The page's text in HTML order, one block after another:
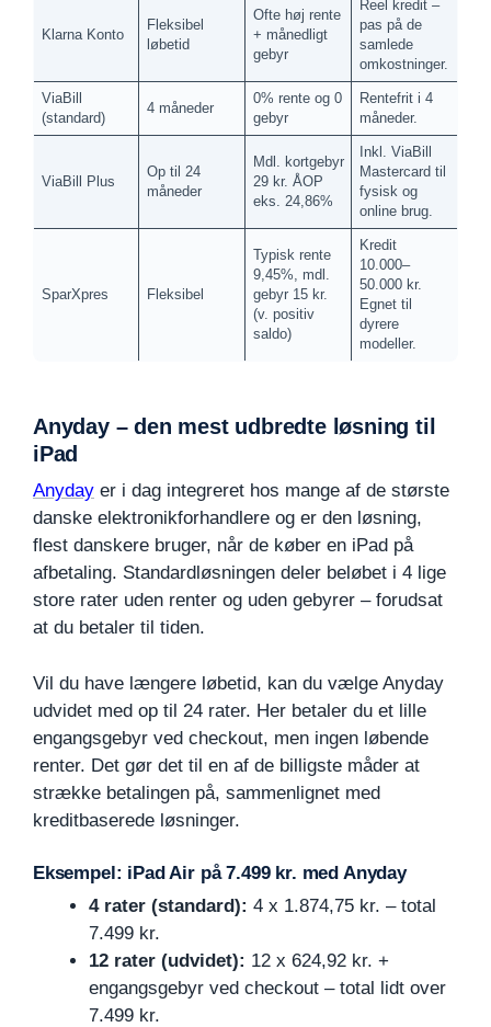
Klarna Konto
Fleksibel
løbetid
Ofte høj rente
+ månedligt
gebyr
Reel kredit –
pas på de
samlede
omkostninger.
ViaBill
(standard)
4 måneder
0% rente og 0
gebyr
Rentefrit i 4
måneder.
ViaBill Plus
Op til 24
måneder
Mdl. kortgebyr
29 kr. ÅOP
eks. 24,86%
Inkl. ViaBill
Mastercard til
fysisk og
online brug.
SparXpres Fleksibel
Typisk rente
9,45%, mdl.
gebyr 15 kr.
(v. positiv
saldo)
Kredit
10.000–
50.000 kr.
Egnet til
dyrere
modeller.
Anyday – den mest udbredte løsning til
iPad
Anyday er i dag integreret hos mange af de største
danske elektronikforhandlere og er den løsning,
flest danskere bruger, når de køber en iPad på
afbetaling. Standardløsningen deler beløbet i 4 lige
store rater uden renter og uden gebyrer – forudsat
at du betaler til tiden.
Vil du have længere løbetid, kan du vælge Anyday
udvidet med op til 24 rater. Her betaler du et lille
engangsgebyr ved checkout, men ingen løbende
renter. Det gør det til en af de billigste måder at
strække betalingen på, sammenlignet med
kreditbaserede løsninger.
Eksempel: iPad Air på 7.499 kr. med Anyday
4 rater (standard): 4 x 1.874,75 kr. – total
7.499 kr.
12 rater (udvidet): 12 x 624,92 kr. +
engangsgebyr ved checkout – total lidt over
7.499 kr.